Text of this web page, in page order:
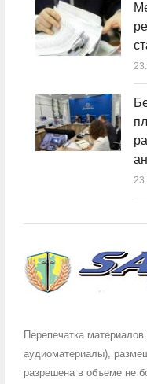
Перепечатка
аудиоматериалы),
разрешена в объеме не